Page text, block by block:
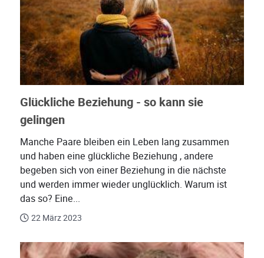
Glückliche Beziehung - so kann sie
gelingen
Manche Paare bleiben ein Leben lang zusammen
und haben eine glückliche Beziehung , andere
begeben sich von einer Beziehung in die nächste
und werden immer wieder unglücklich. Warum ist
das so? Eine...
22 März 2023